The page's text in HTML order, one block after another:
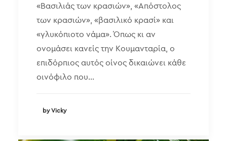
«Βασιλιάς των κρασιών», «Απόστολος
των κρασιών», «βασιλικό κρασί» και
«γλυκόπιοτο νάμα». Όπως κι αν
ονομάσει κανείς την Κουμανταρία, ο
επιδόρπιος αυτός οίνος δικαιώνει κάθε
οινόφιλο που…
by Vicky